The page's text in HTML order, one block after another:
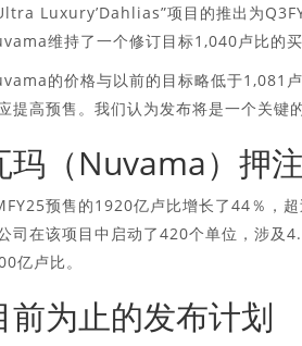
Luxury’Dahlias”项目的推出为
维持了一个修订目标1,040卢比的买
的价格与以前的目标略低于1,081
提高预售。我们认为发布将是一个关键
玛（Nuvama）押
预售的1920亿卢比增长了44％，
司在该项目中启动了420个单位，涉
亿卢比。
前为止的发布计划